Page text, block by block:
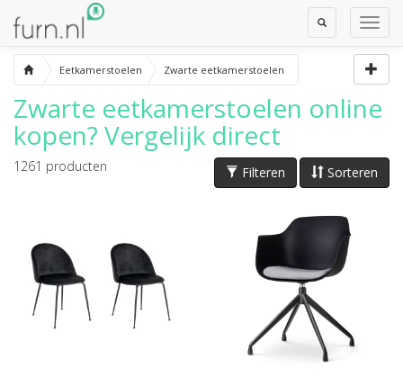
Toggle
Search
Eetkamerstoelen Zwarte eetkamerstoelen
Zwarte eetkamerstoelen online
kopen? Vergelijk direct
Sorteren
Filteren
1261 producten